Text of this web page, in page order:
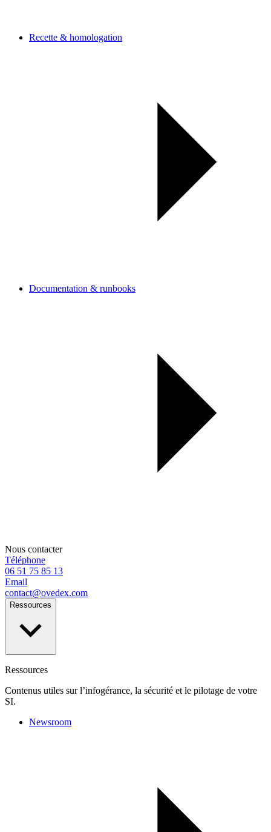
Recette & homologation
Documentation & runbooks
Nous contacter
Téléphone
06 51 75 85 13
Email
contact@ovedex.com
Ressources
Ressources
Contenus utiles sur l’infogérance, la sécurité et le pilotage de votre
SI.
Newsroom